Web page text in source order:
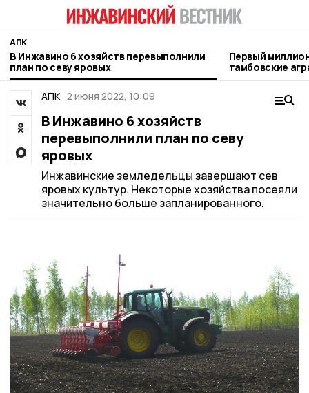
АПК
В Инжавино 6 хозяйств перевыполнили
план по севу яровых
Первый
тамбовские
АПК 2 июня 2022, 10:09
В Инжавино 6 хозяйств
перевыполнили план по севу
яровых
Инжавинские земледельцы завершают сев
яровых культур. Некоторые хозяйства посеяли
значительно больше запланированного.